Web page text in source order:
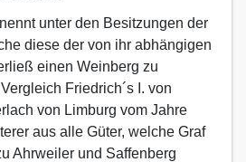
unter den Besitzungen der
diese der von ihr abhängigen
einen Weinberg zu
Friedrich´s I. von
von Limburg vom Jahre
aus alle Güter, welche Graf
Ahrweiler und Saffenberg